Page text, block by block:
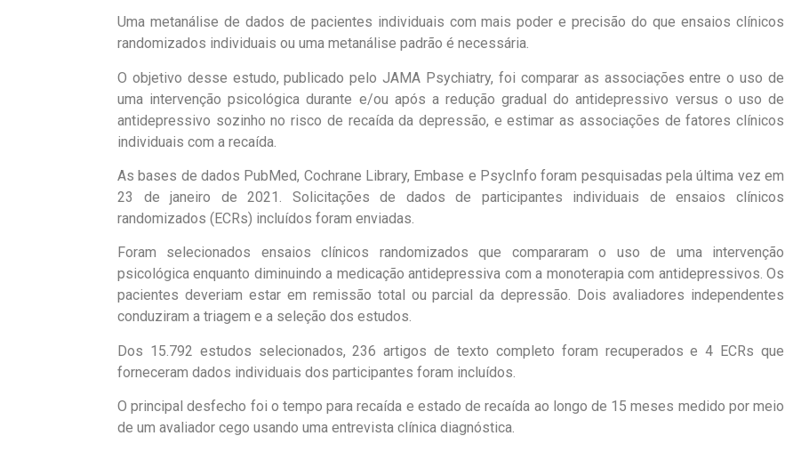
Uma metanálise de dados de pacientes individuais com mais poder e precisão do que ensaios clínicos
randomizados individuais ou uma metanálise padrão é necessária.
O objetivo desse estudo, publicado pelo JAMA Psychiatry, foi comparar as associações entre o uso de
uma intervenção psicológica durante e/ou após a redução gradual do antidepressivo versus o uso de
antidepressivo sozinho no risco de recaída da depressão, e estimar as associações de fatores clínicos
individuais com a recaída.
As bases de dados PubMed, Cochrane Library, Embase e PsycInfo foram pesquisadas ​​pela última vez em
23 de janeiro de 2021. Solicitações de dados de participantes individuais de ensaios clínicos
randomizados (ECRs) incluídos foram enviadas.
Foram selecionados ensaios clínicos randomizados que compararam o uso de uma intervenção
psicológica enquanto diminuindo a medicação antidepressiva com a monoterapia com antidepressivos. Os
pacientes deveriam estar em remissão total ou parcial da depressão. Dois avaliadores independentes
conduziram a triagem e a seleção dos estudos.
Dos 15.792 estudos selecionados, 236 artigos de texto completo foram recuperados e 4 ECRs que
forneceram dados individuais dos participantes foram incluídos.
O principal desfecho foi o tempo para recaída e estado de recaída ao longo de 15 meses medido por meio
de um avaliador cego usando uma entrevista clínica diagnóstica.